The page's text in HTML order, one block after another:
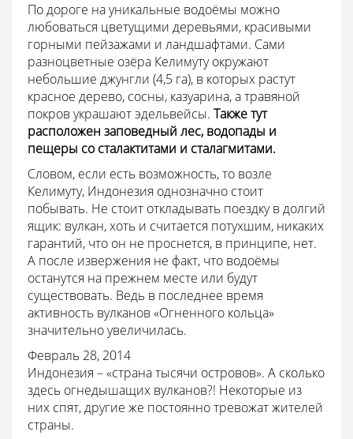
По дороге на уникальные водоёмы можно
любоваться цветущими деревьями, красивыми
горными пейзажами и ландшафтами. Сами
разноцветные озёра Келимуту окружают
небольшие джунгли (4,5 га), в которых растут
красное дерево, сосны, казуарина, а травяной
покров украшают эдельвейсы. Также тут
расположен заповедный лес, водопады и
пещеры со сталактитами и сталагмитами.
Словом, если есть возможность, то возле
Келимуту, Индонезия однозначно стоит
побывать. Не стоит откладывать поездку в долгий
ящик: вулкан, хоть и считается потухшим, никаких
гарантий, что он не проснется, в принципе, нет.
А после извержения не факт, что водоёмы
останутся на прежнем месте или будут
существовать. Ведь в последнее время
активность вулканов «Огненного кольца»
значительно увеличилась.
Февраль 28, 2014
Индонезия – «страна тысячи островов». А сколько
здесь огнедышащих вулканов?! Некоторые из
них спят, другие же постоянно тревожат жителей
страны.